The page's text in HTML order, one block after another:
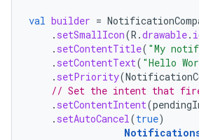
val builder =
. setSmallIcon(R .drawable.
. setContentTitle( "My
. setContentText( "Hello
. setPriority(
// Set the intent that
. setContentIntent(
. setAutoCancel(true)